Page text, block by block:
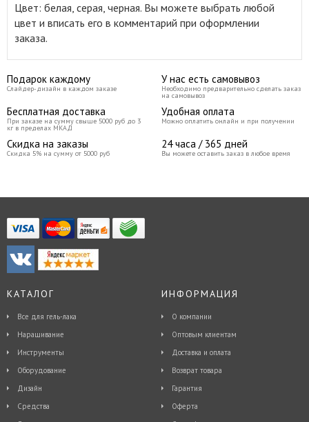
Цвет: белая, серая, черная. Вы можете выбрать любой
цвет и вписать его в комментарий при оформлении
заказа.
Подарок каждому
Слайдер-дизайн в каждом заказе
У нас есть самовывоз
Необходимо предварительно сделать заказ
на самовывоз
Бесплатная доставка
При заказе на сумму свыше 5000 руб до 3
кг в пределах МКАД
Удобная оплата
Можно оплатить онлайн и при получении
Скидка на заказы
Скидка 5% на сумму от 5000 руб
24 часа / 365 дней
Вы можете оставить заказ в любое время
КАТАЛОГ
Все для гель-лака
Наращивание
Инструменты
Оборудование
Дизайн
Средства
ИНФОРМАЦИЯ
О компании
Оптовым клиентам
Доставка и оплата
Возврат товара
Гарантия
Оферта